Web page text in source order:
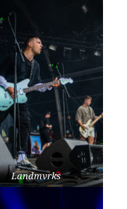
Landmvrks